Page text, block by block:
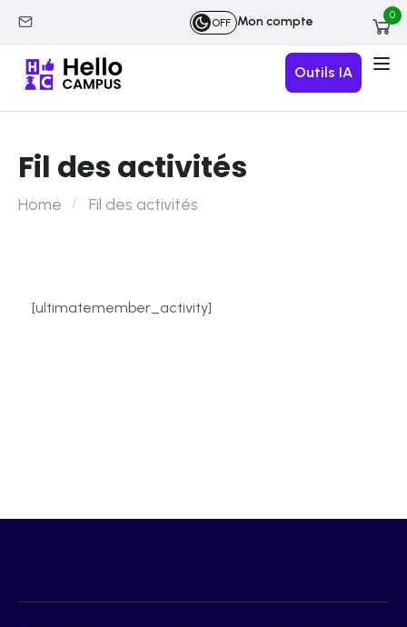
OFF Mon compte 0
Outils IA
Fil des activités
Home Fil des activités
[ultimatemember_activity]